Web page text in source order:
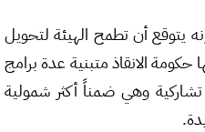
يتوقع أن تطمح الهيئة لتحويل
حكومة الانقاذ متبنية عدة برامج
وهي ضمناً أكثر شمولية